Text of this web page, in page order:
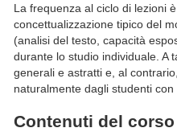
La frequenza al ciclo di lezioni
concettualizzazione tipico del
(analisi del testo, capacità
durante lo studio individuale. A
generali e astratti e, al
naturalmente dagli studenti
Contenuti del corso